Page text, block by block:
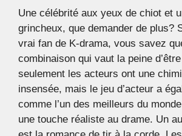
Une célébrité aux yeux de chiot et
grincheux, que demander de plus?
vrai fan de K-drama, vous savez
combinaison qui vaut la peine
seulement les acteurs ont une
insensée, mais le jeu d’acteur a
comme l’un des meilleurs du
une touche réaliste au drame. Un